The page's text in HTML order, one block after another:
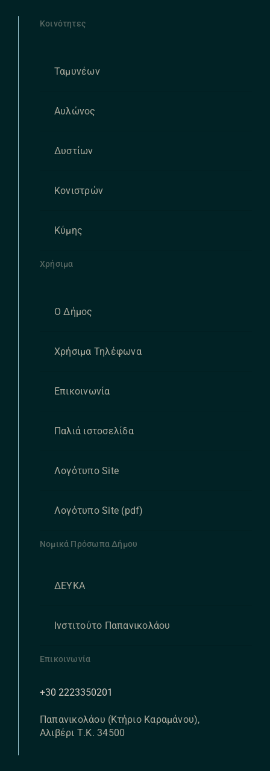
Κοινότητες
Ταμυνέων
Αυλώνος
Δυστίων
Κονιστρών
Κύμης
Χρήσιμα
Ο Δήμος
Χρήσιμα Τηλέφωνα
Επικοινωνία
Παλιά ιστοσελίδα
Λογότυπο Site
Λογότυπο Site (pdf)
Νομικά Πρόσωπα Δήμου
ΔΕΥΚΑ
Ινστιτούτο Παπανικολάου
Επικοινωνία
+30 2223350201
Παπανικολάου (Κτήριο Καραμάνου),
Αλιβέρι Τ.Κ. 34500